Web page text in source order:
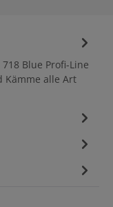
Blue Profi-Line
Kämme alle Art